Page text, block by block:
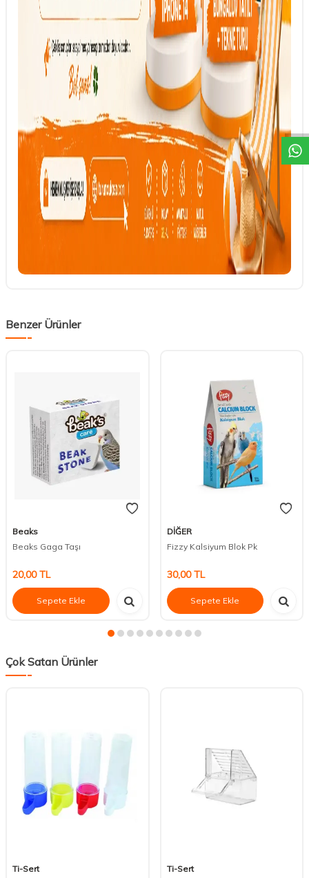
Benzer Ürünler
Beaks
Beaks Gaga Taşı
20,00TL
Sepete Ekle
DİĞER
Fizzy Kalsiyum Blok Pk
30,00TL
Sepete Ekle
Çok Satan Ürünler
Ti-Sert
Ti-Sert